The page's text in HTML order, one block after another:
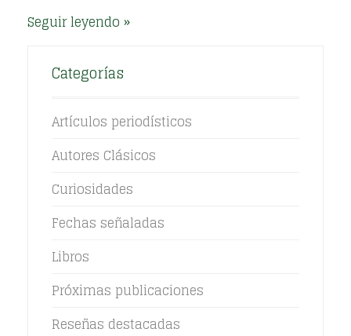
Seguir leyendo
Categorías
Artículos periodísticos
Autores Clásicos
Curiosidades
Fechas señaladas
Libros
Próximas publicaciones
Reseñas destacadas